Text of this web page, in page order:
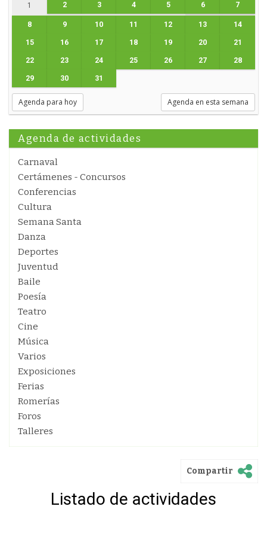
1 2 3 4 5 6 7
8 9 10 11 12 13 14
15 16 17 18 19 20 21
22 23 24 25 26 27 28
29 30 31
Agenda para hoy Agenda en esta semana
Agenda de actividades
Carnaval
Certámenes - Concursos
Conferencias
Cultura
Semana Santa
Danza
Deportes
Juventud
Baile
Poesía
Teatro
Cine
Música
Varios
Exposiciones
Ferias
Romerías
Foros
Talleres
Compartir
Listado de actividades